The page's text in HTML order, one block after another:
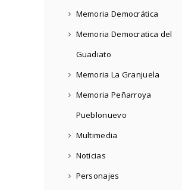
Memoria Democrática
Memoria Democratica del
Guadiato
Memoria La Granjuela
Memoria Peñarroya
Pueblonuevo
Multimedia
Noticias
Personajes